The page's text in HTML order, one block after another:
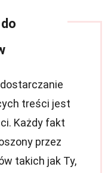
treści jest
Każdy fakt
przez
takich jak Ty,